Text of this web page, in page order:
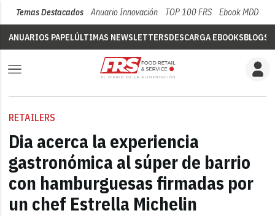
Temas Destacados Anuario Innovación TOP 100 FRS Ebook MDD
ANUARIOS PAPELÚLTIMAS NEWSLETTERSDESCARGA EBOOKSBLOGS
RETAILERS
Dia acerca la experiencia
gastronómica al súper de barrio
con hamburguesas firmadas por
un chef Estrella Michelin